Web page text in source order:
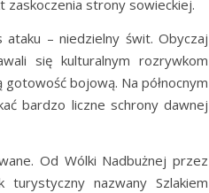
zaskoczenia strony sowieckiej.
– niedzielny świt. Obyczaj
się kulturalnym rozrywkom
bojową. Na północnym
bardzo liczne schrony dawnej
Od Wólki Nadbużnej przez
turystyczny nazwany Szlakiem